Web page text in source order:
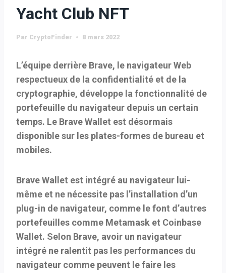
Yacht Club NFT
Par CryptoFinder 8 mars 2022
L’équipe derrière Brave, le navigateur Web
respectueux de la confidentialité et de la
cryptographie, développe la fonctionnalité de
portefeuille du navigateur depuis un certain
temps. Le Brave Wallet est désormais
disponible sur les plates-formes de bureau et
mobiles.
Brave Wallet est intégré au navigateur lui-
même et ne nécessite pas l’installation d’un
plug-in de navigateur, comme le font d’autres
portefeuilles comme Metamask et Coinbase
Wallet. Selon Brave, avoir un navigateur
intégré ne ralentit pas les performances du
navigateur comme peuvent le faire les